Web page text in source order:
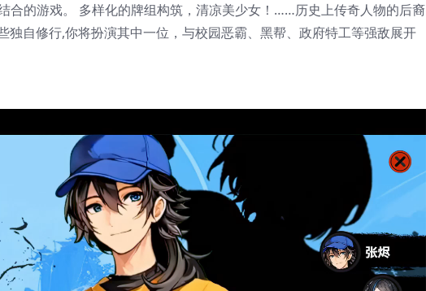
合的游戏。 多样化的牌组构筑，清凉美少女！……历史上传奇人物的后裔
自修行,你将扮演其中一位，与校园恶霸、黑帮、政府特工等强敌展开